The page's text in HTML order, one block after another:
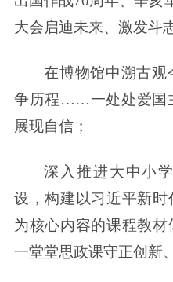
大会启迪未来、激发斗
在博物馆中溯古观
争历程……一处处爱国
展现自信；
深入推进大中小
设，构建以习近平新
为核心内容的课程教材
一堂堂思政课守正创新